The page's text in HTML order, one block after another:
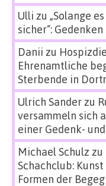
Ulli zu „Solange
sicher“:
Danii zu
Ehrenamtliche
Sterbende in
Ulrich Sanderzu
versammeln sich
einer Gedenk-
Michael Schulz zu
Schachclub:
Formen der